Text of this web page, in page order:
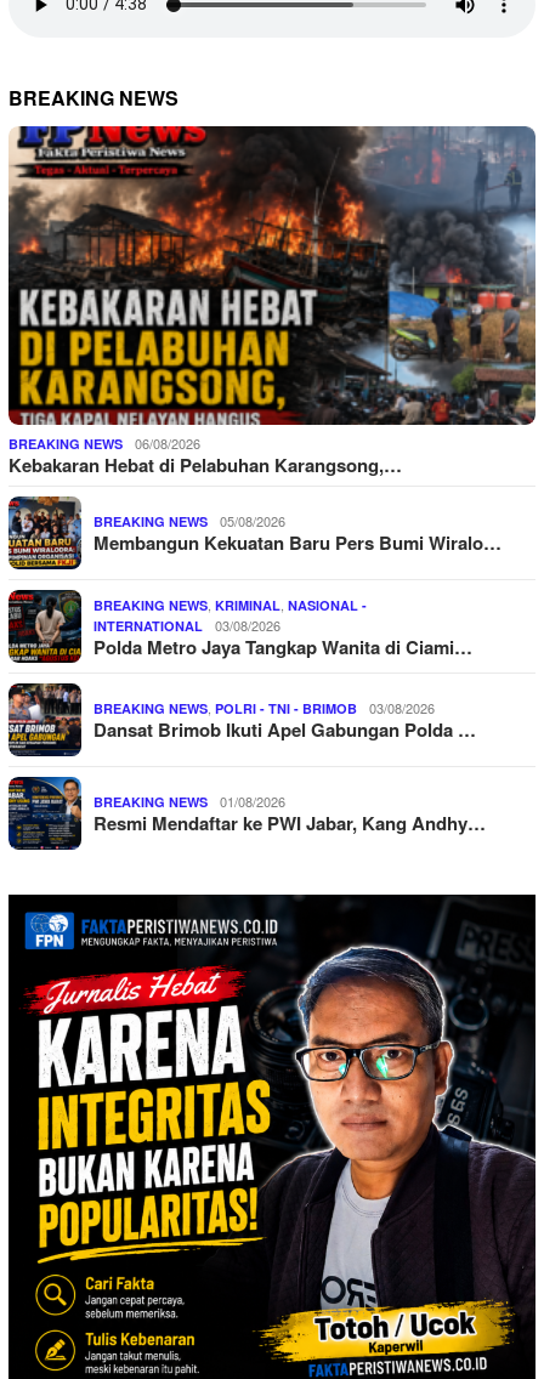
BREAKING NEWS
BREAKING NEWS 06/08/2026
Kebakaran Hebat di Pelabuhan Karangsong,…
BREAKING NEWS 05/08/2026
Membangun Kekuatan Baru Pers Bumi Wiralo…
BREAKING NEWS KRIMINAL NASIONAL -
INTERNATIONAL
03/08/2026
Polda Metro Jaya Tangkap Wanita di Ciami…
BREAKING NEWS POLRI - TNI - BRIMOB 03/08/2026
Dansat Brimob Ikuti Apel Gabungan Polda …
BREAKING NEWS 01/08/2026
Resmi Mendaftar ke PWI Jabar, Kang Andhy…